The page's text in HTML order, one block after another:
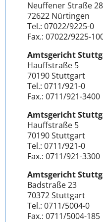
Neuffener Straße 28
72622 Nürtingen
Tel.: 07022/9225-0
Fax.: 07022/9225-
Amtsgericht
Hauffstraße 5
70190 Stuttgart
Tel.: 0711/921-0
Fax.: 0711/921-3400
Amtsgericht
Hauffstraße 5
70190 Stuttgart
Tel.: 0711/921-0
Fax.: 0711/921-3300
Amtsgericht
Badstraße 23
70372 Stuttgart
Tel.: 0711/5004-0
Fax.: 0711/5004-185